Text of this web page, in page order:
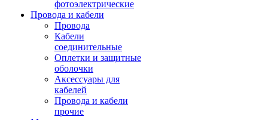
фотоэлектрические
Провода и кабели
Провода
Кабели
соединительные
Оплетки и защитные
оболочки
Аксессуары для
кабелей
Провода и кабели
прочие